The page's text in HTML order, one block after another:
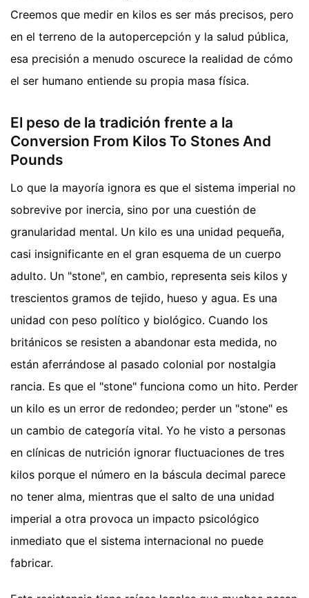
Creemos que medir en kilos es ser más precisos, pero
en el terreno de la autopercepción y la salud pública,
esa precisión a menudo oscurece la realidad de cómo
el ser humano entiende su propia masa física.
El peso de la tradición frente a la
Conversion From Kilos To Stones And
Pounds
Lo que la mayoría ignora es que el sistema imperial no
sobrevive por inercia, sino por una cuestión de
granularidad mental. Un kilo es una unidad pequeña,
casi insignificante en el gran esquema de un cuerpo
adulto. Un "stone", en cambio, representa seis kilos y
trescientos gramos de tejido, hueso y agua. Es una
unidad con peso político y biológico. Cuando los
británicos se resisten a abandonar esta medida, no
están aferrándose al pasado colonial por nostalgia
rancia. Es que el "stone" funciona como un hito. Perder
un kilo es un error de redondeo; perder un "stone" es
un cambio de categoría vital. Yo he visto a personas
en clínicas de nutrición ignorar fluctuaciones de tres
kilos porque el número en la báscula decimal parece
no tener alma, mientras que el salto de una unidad
imperial a otra provoca un impacto psicológico
inmediato que el sistema internacional no puede
fabricar.